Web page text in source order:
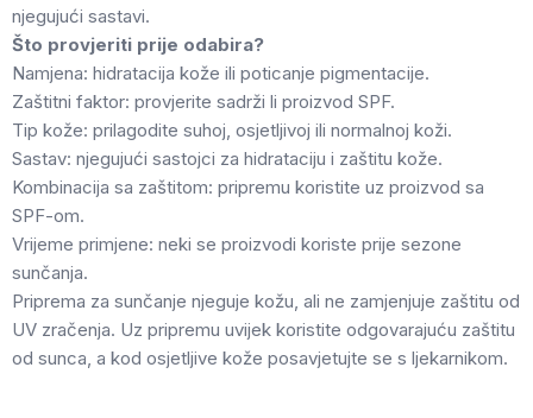
njegujući sastavi.
Što provjeriti prije odabira?
Namjena: hidratacija kože ili poticanje pigmentacije.
Zaštitni faktor: provjerite sadrži li proizvod SPF.
Tip kože: prilagodite suhoj, osjetljivoj ili normalnoj koži.
Sastav: njegujući sastojci za hidrataciju i zaštitu kože.
Kombinacija sa zaštitom: pripremu koristite uz proizvod sa
SPF-om.
Vrijeme primjene: neki se proizvodi koriste prije sezone
sunčanja.
Priprema za sunčanje njeguje kožu, ali ne zamjenjuje zaštitu od
UV zračenja. Uz pripremu uvijek koristite odgovarajuću zaštitu
od sunca, a kod osjetljive kože posavjetujte se s ljekarnikom.